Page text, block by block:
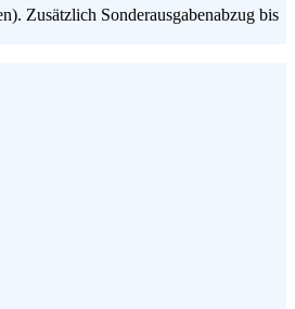
Zusätzlich Sonderausgabenabzug bis